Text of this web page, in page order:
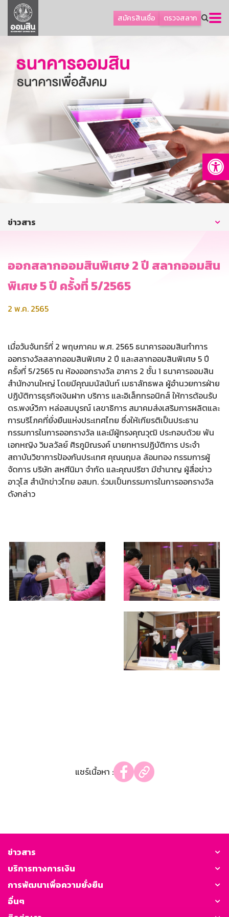
สมัครสินเชื่อ ตรวจสลาก
ลูกค้าธุรกิจ
ลูกค้าผู้ประกอบรายย่อย
ออมเพื่อสุข
เกี่ยวกับธนาคาร
การพัฒนาที่ยั่งยืน
บริการทางการเงิน
ติดต่อเรา
บริการออนไลน์
ข่าวสาร
ออกสลากออมสินพิเศษ 2 ปี สลากออมสิน
พิเศษ 5 ปี ครั้งที่ 5/2565
2 พ.ค. 2565
เมื่อวันจันทร์ที่ 2 พฤษภาคม พ.ศ. 2565 ธนาคารออมสินทำการ
ออกรางวัลสลากออมสินพิเศษ 2 ปี และสลากออมสินพิเศษ 5 ปี
ครั้งที่ 5/2565 ณ ห้องออกรางวัล อาคาร 2 ชั้น 1 ธนาคารออมสิน
สำนักงานใหญ่ โดยมีคุณมนัสนันท์ เมธาลัทธพล ผู้อำนวยการฝ่าย
ปฏิบัติการธุรกิจเงินฝาก บริการ และอิเล็กทรอนิกส์ ให้การต้อนรับ
ดร.พงษ์วิภา หล่อสมบูรณ์ เลขาธิการ สมาคมส่งเสริมการผลิตและ
การบริโภคที่ยั่งยืนแห่งประเทศไทย ซึ่งให้เกียรติเป็นประธาน
กรรมการในการออกรางวัล และมีผู้ทรงคุณวุฒิ ประกอบด้วย พัน
เอกหญิง วิมลวัลย์ ศิรภูมิณรงค์ นายทหารปฏิบัติการ ประจำ
สถาบันวิชาการป้องกันประเทศ คุณนฤมล ล้อมทอง กรรมการผู้
จัดการ บริษัท สหศีนิมา จำกัด และคุณปรีชา มีชำนาญ ผู้สื่อข่าว
อาวุโส สำนักข่าวไทย อสมท. ร่วมเป็นกรรมการในการออกรางวัล
ดังกล่าว
แชร์เนื้อหา :
ข่าวสาร
บริการทางการเงิน
การพัฒนาเพื่อความยั่งยืน
อื่นๆ